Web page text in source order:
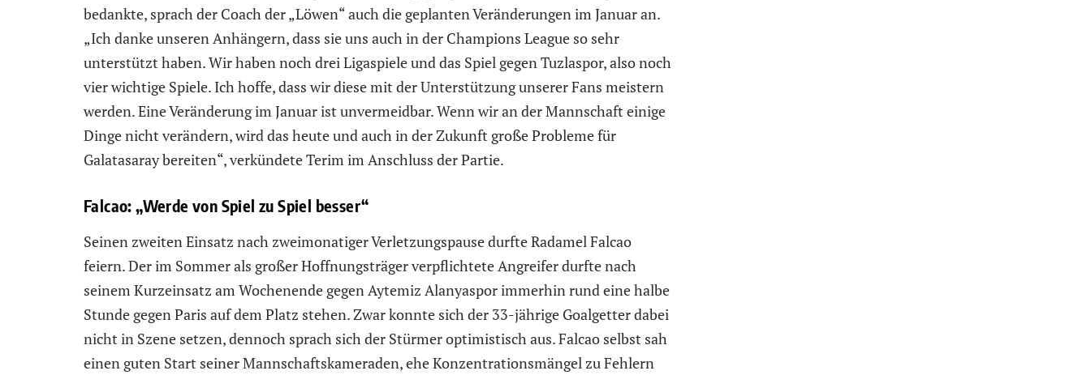
bedankte, sprach der Coach der „Löwen“ auch die geplanten Veränderungen im Januar an.
„Ich danke unseren Anhängern, dass sie uns auch in der Champions League so sehr
unterstützt haben. Wir haben noch drei Ligaspiele und das Spiel gegen Tuzlaspor, also noch
vier wichtige Spiele. Ich hoffe, dass wir diese mit der Unterstützung unserer Fans meistern
werden. Eine Veränderung im Januar ist unvermeidbar. Wenn wir an der Mannschaft einige
Dinge nicht verändern, wird das heute und auch in der Zukunft große Probleme für
Galatasaray bereiten“, verkündete Terim im Anschluss der Partie.
Falcao: „Werde von Spiel zu Spiel besser“
Seinen zweiten Einsatz nach zweimonatiger Verletzungspause durfte Radamel Falcao
feiern. Der im Sommer als großer Hoffnungsträger verpflichtete Angreifer durfte nach
seinem Kurzeinsatz am Wochenende gegen Aytemiz Alanyaspor immerhin rund eine halbe
Stunde gegen Paris auf dem Platz stehen. Zwar konnte sich der 33-jährige Goalgetter dabei
nicht in Szene setzen, dennoch sprach sich der Stürmer optimistisch aus. Falcao selbst sah
einen guten Start seiner Mannschaftskameraden, ehe Konzentrationsmängel zu Fehlern